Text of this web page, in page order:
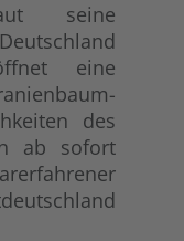
seine
eine
des
ab sofort